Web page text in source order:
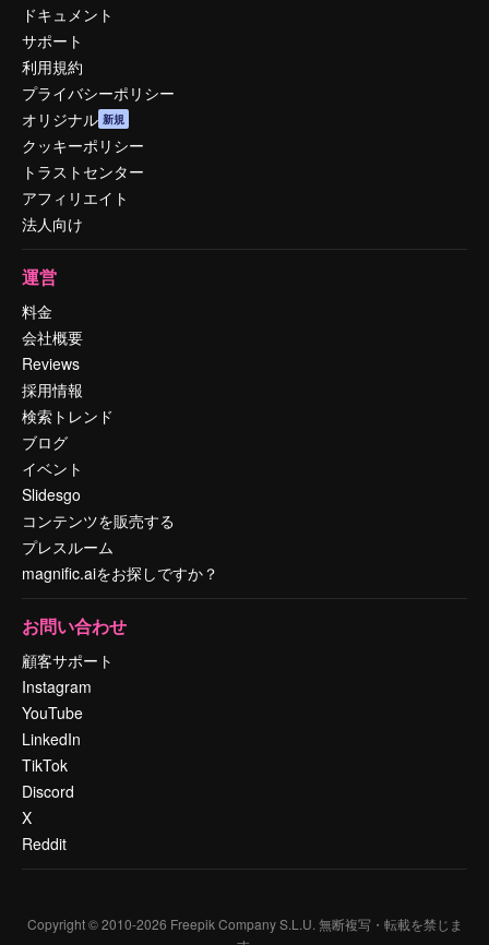
ドキュメント
サポート
利用規約
プライバシーポリシー
オリジナル 新規
クッキーポリシー
トラストセンター
アフィリエイト
法人向け
運営
料金
会社概要
Reviews
採用情報
検索トレンド
ブログ
イベント
Slidesgo
コンテンツを販売する
プレスルーム
magnific.aiをお探しですか？
お問い合わせ
顧客サポート
Instagram
YouTube
LinkedIn
TikTok
Discord
X
Reddit
Copyright © 2010-2026 Freepik Company S.L.U. 無断複写・転載を禁じま